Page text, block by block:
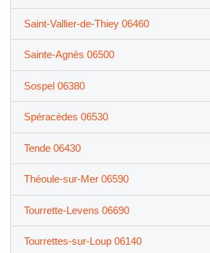
Saint-Vallier-de-Thiey 06460
Sainte-Agnès 06500
Sospel 06380
Spéracèdes 06530
Tende 06430
Théoule-sur-Mer 06590
Tourrette-Levens 06690
Tourrettes-sur-Loup 06140